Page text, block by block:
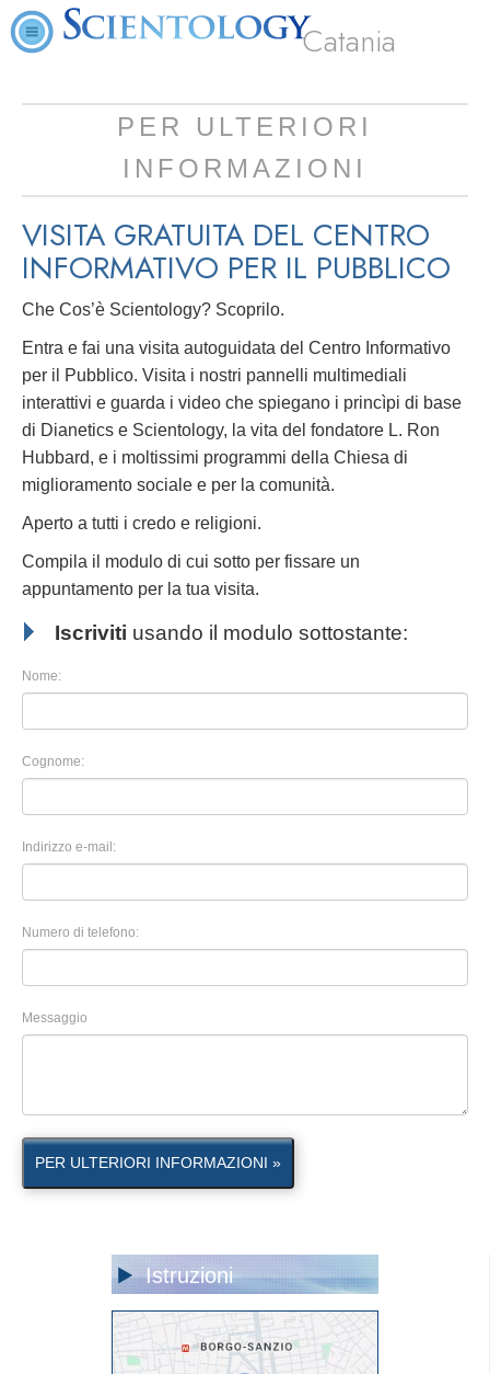
Catania
PER ULTERIORI
INFORMAZIONI
VISITA GRATUITA DEL CENTRO
INFORMATIVO PER IL PUBBLICO
Che Cos’è Scientology? Scoprilo.
Entra e fai una visita autoguidata del Centro Informativo
per il Pubblico. Visita i nostri pannelli multimediali
interattivi e guarda i video che spiegano i princìpi di base
di Dianetics e Scientology, la vita del fondatore L. Ron
Hubbard, e i moltissimi programmi della Chiesa di
miglioramento sociale e per la comunità.
Aperto a tutti i credo e religioni.
Compila il modulo di cui sotto per fissare un
appuntamento per la tua visita.
Iscriviti usando il modulo sottostante:
Nome:
Cognome:
Indirizzo e-mail:
Numero di telefono:
Messaggio
PER ULTERIORI INFORMAZIONI »
Istruzioni